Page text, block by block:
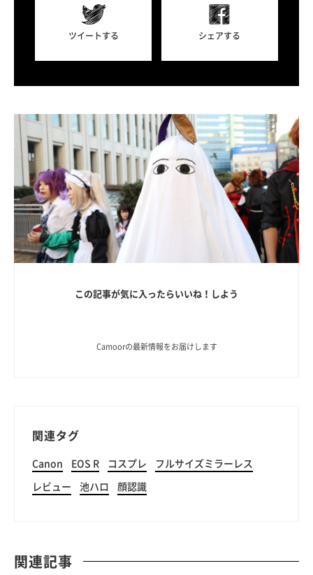
ツイートする シェアする
この記事が気に入ったらいいね！しよう
Camoorの最新情報をお届けします
関連タグ
Canon EOS R コスプレ フルサイズミラーレス
レビュー 池ハロ 顔認識
関連記事